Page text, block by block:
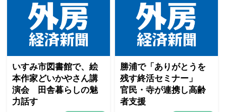
いすみ市図書館で、絵
本作家どいかやさん講
演会 田舎暮らしの魅
力話す
勝浦で「ありがとうを
残す終活セミナー」
官民・寺が連携し高齢
者支援